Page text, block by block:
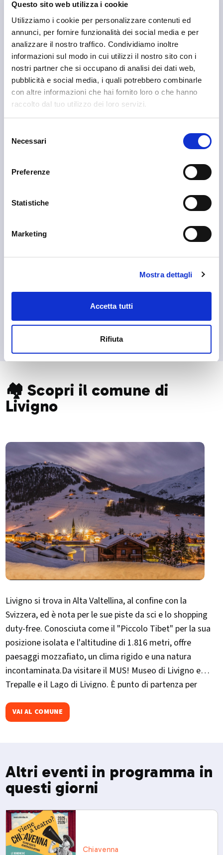
Questo sito web utilizza i cookie
Utilizziamo i cookie per personalizzare contenuti ed
annunci, per fornire funzionalità dei social media e per
analizzare il nostro traffico. Condividiamo inoltre
informazioni sul modo in cui utilizzi il nostro sito con i
nostri partner che si occupano di analisi dei dati web,
pubblicità e social media, i quali potrebbero combinarle
con altre informazioni che hai fornito loro o che hanno
raccolto dal tuo utilizzo dei loro servizi.
delNecessari
Preferenze
Statistiche
Marketing
Mostra dettagli
Accetta tutti
Rifiuta
🤝 Attività che abbiamo
scelto
Se sei in zona, qui trovi alcune attività che puoi scoprire.
Livigno
Graficando
🏘️ Scopri il comune di
Livigno
Livigno si trova in Alta Valtellina, al confine con la
Svizzera, ed è nota per le sue piste da sci e lo shopping
duty-free. Conosciuta come il "​Piccolo Tibet" per la sua
posizione isolata e l'altitudine di 1.816 metri, offre
paesaggi mozzafiato, un clima rigido e una natura
incontaminata.Da visitare il MUS! Museo di Livigno e
Trepalle e il Lago di Livigno. È punto di partenza per
dicembre ospita La Sgambeda, gara internazionale di sci
VAI AL COMUNE
Altri eventi in programma in
questi giorni
Chiavenna